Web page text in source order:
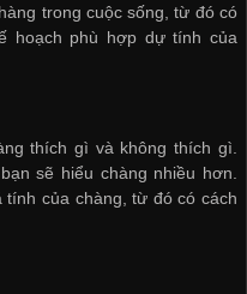
trong cuộc sống, từ đó có
hoạch phù hợp dự tính của
thích gì và không thích gì.
sẽ hiểu chàng nhiều hơn.
của chàng, từ đó có cách